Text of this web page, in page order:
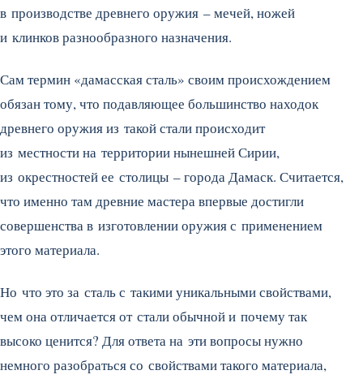
в производстве древнего оружия – мечей, ножей
и клинков разнообразного назначения.
Сам термин «дамасская сталь» своим происхождением
обязан тому, что подавляющее большинство находок
древнего оружия из такой стали происходит
из местности на территории нынешней Сирии,
из окрестностей ее столицы – города Дамаск. Считается,
что именно там древние мастера впервые достигли
совершенства в изготовлении оружия с применением
этого материала.
Но что это за сталь с такими уникальными свойствами,
чем она отличается от стали обычной и почему так
высоко ценится? Для ответа на эти вопросы нужно
немного разобраться со свойствами такого материала,